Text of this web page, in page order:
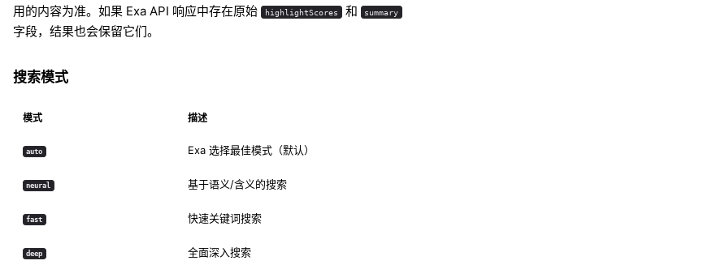
用的内容为准。如果 Exa API 响应中存在原始
highlightScores 和 summary
字段，结果也会保留它们。
搜索模式
模式 描述
auto Exa 选择最佳模式（默认）
neural 基于语义/含义的搜索
fast 快速关键词搜索
deep 全面深入搜索